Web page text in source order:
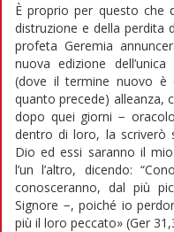
È proprio per questo che
distruzione e della perdita
profeta Geremia
nuova edizione
(dove il termine nuovo è
quanto precede) alleanza,
dopo quei giorni −
dentro di loro, la scriverò
Dio ed essi saranno il
l’un l’altro, dicendo:
conosceranno, dal più
Signore −, poiché io
più il loro peccato» (Ger